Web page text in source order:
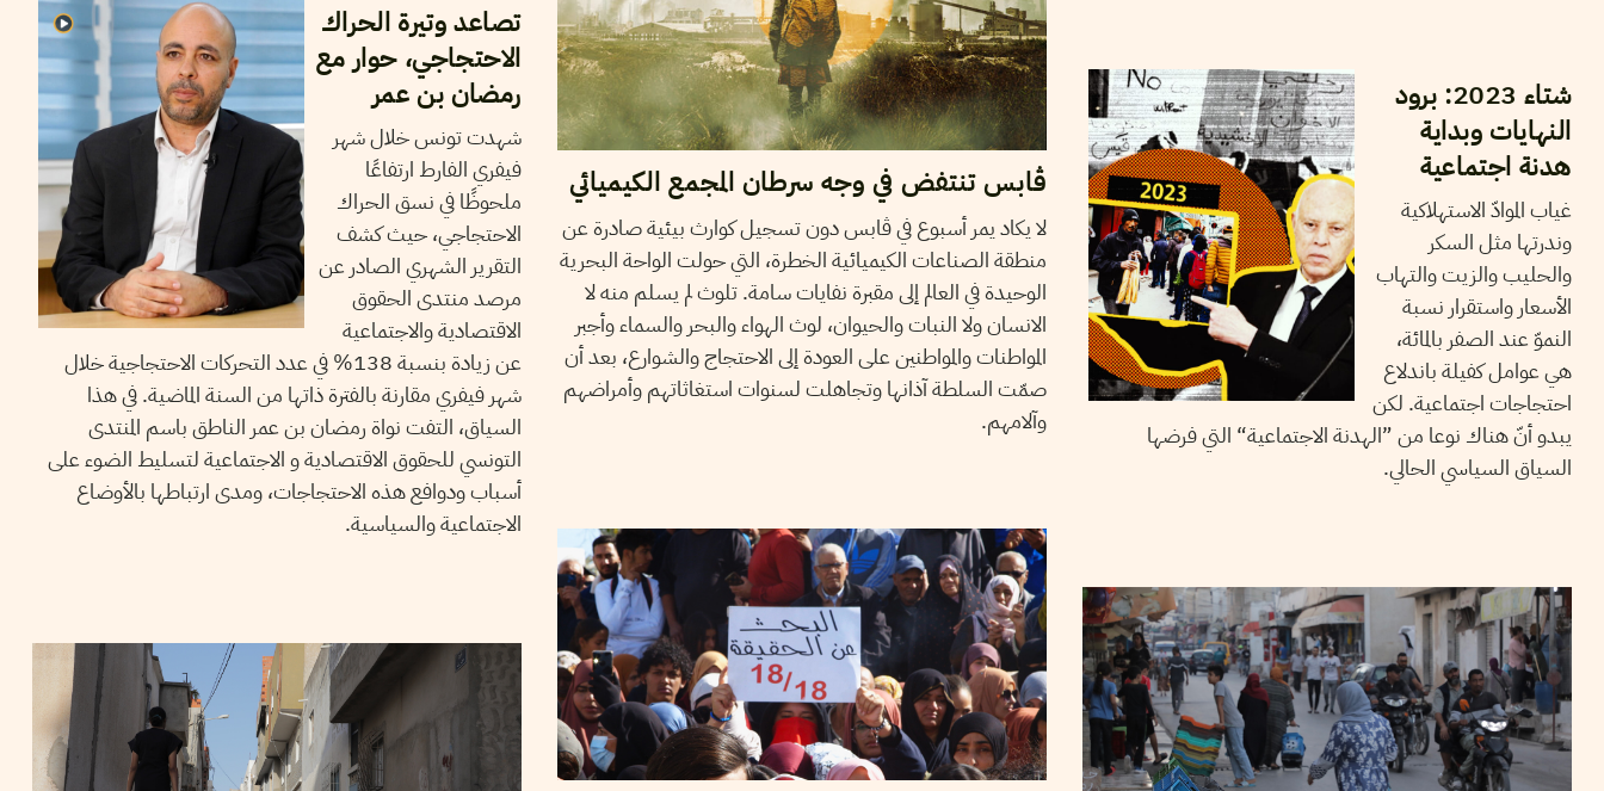
ڨابس تنتفض في وجه سرطان المجمع الكيميائي
لا يكاد يمر أسبوع في ڨابس دون تسجيل كوارث بيئية صادرة عن
منطقة الصناعات الكيميائية الخطرة، التي حولت الواحة البحرية
الوحيدة في العالم إلى مقبرة نفايات سامة. تلوث لم يسلم منه لا
الانسان ولا النبات والحيوان، لوث الهواء والبحر والسماء وأجبر
المواطنات والمواطنين على العودة إلى الاحتجاج والشوارع، بعد أن
صمّت السلطة آذانها وتجاهلت لسنوات استغاثاتهم وأمراضهم
وآلامهم.
تصاعد وتيرة الحراك
الاحتجاجي، حوار مع
رمضان بن عمر
شهدت تونس خلال شهر
فيفري الفارط ارتفاعًا
ملحوظًا في نسق الحراك
الاحتجاجي، حيث كشف
التقرير الشهري الصادر عن
مرصد منتدى الحقوق
الاقتصادية والاجتماعية
عن زيادة بنسبة 138% في عدد التحركات الاحتجاجية خلال
شهر فيفري مقارنة بالفترة ذاتها من السنة الماضية. في هذا
السياق، التفت نواة رمضان بن عمر الناطق باسم المنتدى
التونسي للحقوق الاقتصادية و الاجتماعية لتسليط الضوء على
أسباب ودوافع هذه الاحتجاجات، ومدى ارتباطها بالأوضاع
الاجتماعية والسياسية.
شتاء 2023: برود
النهايات وبداية
هدنة اجتماعية
غياب الموادّ الاستهلاكية
وندرتها مثل السكر
والحليب والزيت والتهاب
الأسعار واستقرار نسبة
النموّ عند الصفر بالمائة،
هي عوامل كفيلة باندلاع
احتجاجات اجتماعية. لكن
يبدو أنّ هناك نوعا من ”الهدنة الاجتماعية“ التي فرضها
السياق السياسي الحالي.